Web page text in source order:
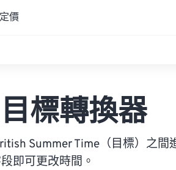
定價
標轉換器
Summer Time（目標）之間
即可更改時間。